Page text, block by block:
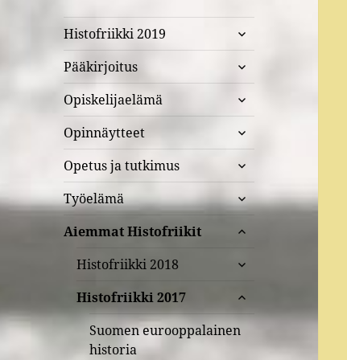
Histofriikki 2019
näytä
alavalikko
Pääkirjoitus
näytä
alavalikko
Opiskelijaelämä
näytä
alavalikko
Opinnäytteet
näytä
alavalikko
Opetus ja tutkimus
näytä
alavalikko
Työelämä
näytä
alavalikko
Aiemmat Histofriikit
näytä
Histofriikki 2018
näytä
Histofriikki 2017
näytä
alavalikko
Suomen eurooppalainen
historia